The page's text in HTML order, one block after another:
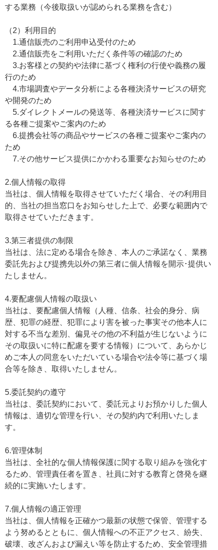
する業務（今後取扱いが認められる業務を含む）
（2）利用目的
1.通信販売のご利用申込受付のため
2.通信販売をご利用いただく条件等の確認のため
3.お客様との契約や法律に基づく権利の行使や義務の履
行のため
4.市場調査やデータ分析による各種決済サービスの研究
や開発のため
5.ダイレクトメールの発送等、各種決済サービスに関す
る各種ご提案やご案内のため
6.提携会社等の商品やサービスの各種ご提案やご案内の
ため
7.その他サービス提供にかかわる重要なお知らせのため
2.個人情報の取得
当社は、個人情報を取得させていただく場合、その利用目
的、当社の担当窓口をお知らせした上で、必要な範囲内で
取得させていただきます。
3.第三者提供の制限
当社は、法に定める場合を除き、本人のご承諾なく、業務
委託先および提携先以外の第三者に個人情報を開示･提供い
たしません。
4.要配慮個人情報の取扱い
当社は、要配慮個人情報（人種、信条、社会的身分、病
歴、犯罪の経歴、犯罪により害を被った事実その他本人に
対する不当な差別、偏見その他の不利益が生じないように
その取扱いに特に配慮を要する情報）について、あらかじ
めご本人の同意をいただいている場合や法令等に基づく場
合等を除き、取得いたしません。
5.委託契約の遵守
当社は、委託契約において、委託元よりお預かりした個人
情報は、適切な管理を行い、その契約内で利用いたしま
す。
6.管理体制
当社は、全社的な個人情報保護に関する取り組みを強化す
るため、管理責任者を置き、社員に対する教育と啓発を継
続的に実施いたします。
7.個人情報の適正管理
当社は、個人情報を正確かつ最新の状態で保管、管理する
よう努めるとともに、個人情報への不正アクセス、紛失、
破壊、改ざんおよび漏えい等を防止するため、安全管理措